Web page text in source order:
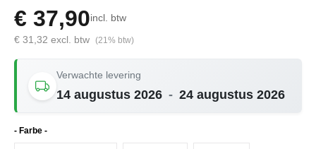
€ 37,90incl. btw
€ 31,32 excl. btw (21% btw)
Verwachte levering
14 augustus 2026 - 24 augustus 2026
Selecteer
- Farbe -